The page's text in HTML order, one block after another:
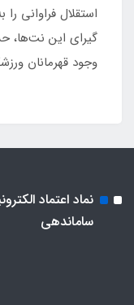
استقلال فراوانی
گیرای این‌ نت‌ها،
وجود قهرمانان
نماد اعتماد
ساماندهی